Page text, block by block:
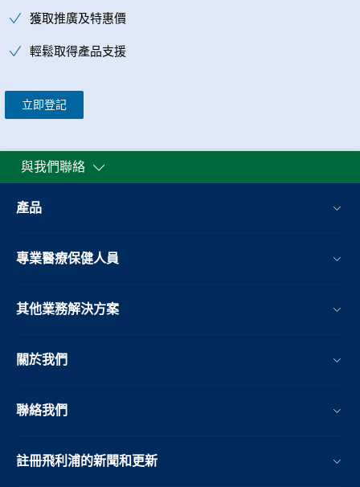
獲取推廣及特惠價
輕鬆取得產品支援
立即登記
與我們聯絡
產品
專業醫療保健人員
其他業務解決方案​
關於我們
聯絡我們
註冊飛利浦的新聞和更新